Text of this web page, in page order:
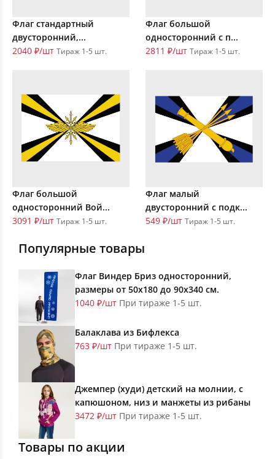
Флаг стандартный
двусторонний,...
2040 ₽/шт Тираж 1-5 шт.
Флаг большой
односторонний с п...
2811 ₽/шт Тираж 1-5 шт.
Флаг большой
односторонний Вой...
3091 ₽/шт Тираж 1-5 шт.
Флаг малый
двусторонний с подк...
549 ₽/шт Тираж 1-5 шт.
Популярные товары
Флаг Виндер Бриз односторонний,
размеры от 50х180 до 90х340 см.
1040 ₽/шт При тираже 1-5 шт.
Балаклава из Бифлекса
763 ₽/шт При тираже 1-5 шт.
Джемпер (худи) детский на молнии, с
капюшоном, низ и манжеты из рибаны
3472 ₽/шт При тираже 1-5 шт.
Товары по акции